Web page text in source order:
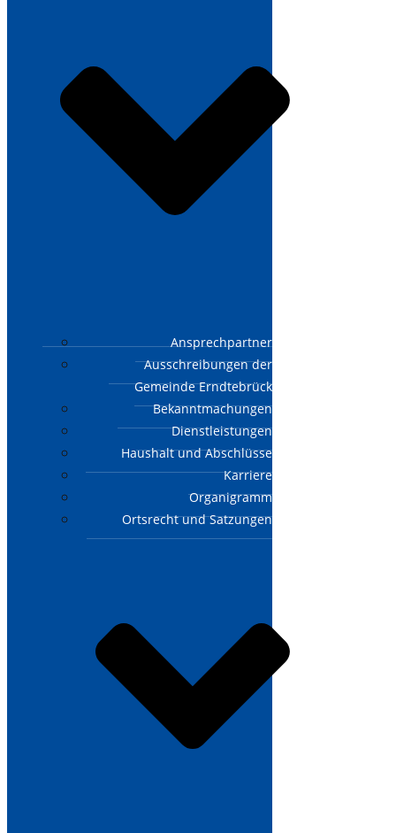
Ansprechpartner
Ausschreibungen der
Gemeinde Erndtebrück
Bekanntmachungen
Dienstleistungen
Haushalt und Abschlüsse
Karriere
Organigramm
Ortsrecht und Satzungen